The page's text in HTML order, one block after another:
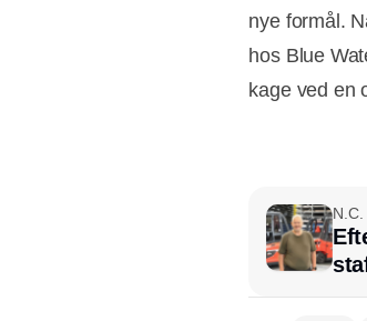
nye formål.
hos Blue
kage ved en